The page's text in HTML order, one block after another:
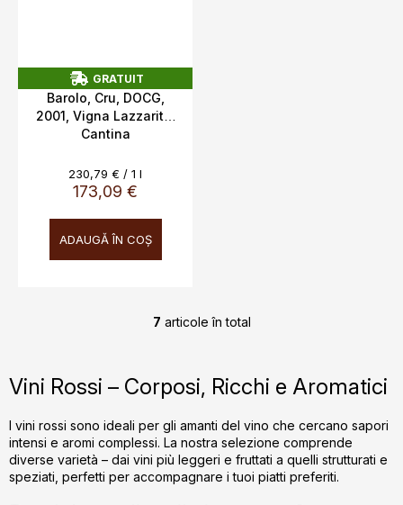
G
R
A
T
T
GRATUIT
Barolo, Cru, DOCG,
2001, Vigna Lazzarito,
Cantina
0,75l
173,09 €
Evaluare
preţ:
230,79 € / 1 l
ADAUGĂ ÎN COŞ
C
t
o
l
u
l
7 articole în total
Vini Rossi – Corposi, Ricchi e Aromatici
I vini rossi sono ideali per gli amanti del vino che cercano sapori
intensi e aromi complessi. La nostra selezione comprende
diverse varietà – dai vini più leggeri e fruttati a quelli strutturati e
speziati, perfetti per accompagnare i tuoi piatti preferiti.